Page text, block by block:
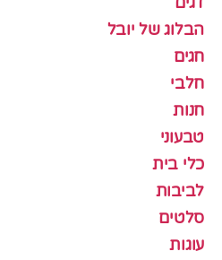
הבלוג של יובל
חגים
חלבי
חנות
טבעוני
כלי בית
לביבות
סלטים
עוגות